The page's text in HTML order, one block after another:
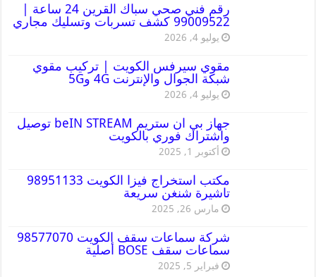
رقم فني صحي سباك القرين 24 ساعة |
99009522 كشف تسربات وتسليك مجاري
يوليو 4, 2026
مقوي سيرفس الكويت | تركيب مقوي
شبكة الجوال والإنترنت 4G و5G
يوليو 4, 2026
جهاز بي ان ستريم beIN STREAM توصيل
واشتراك فوري بالكويت
أكتوبر 1, 2025
مكتب استخراج فيزا الكويت 98951133
تاشيرة شنغن سريعة
مارس 26, 2025
شركة سماعات سقف الكويت 98577070
سماعات سقف BOSE أصلية
فبراير 5, 2025